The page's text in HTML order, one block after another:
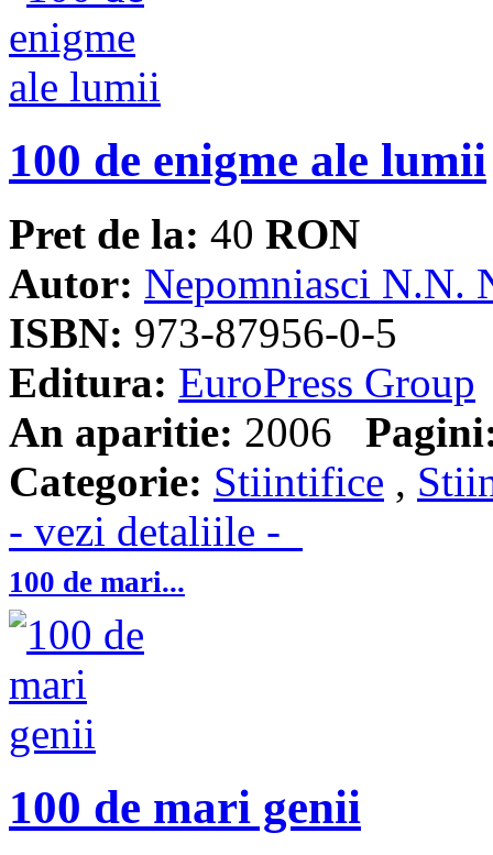
100 de enigme ale lumii
Pret de la: 40 RON
Autor: Nepomniasci N.N.
ISBN: 973-87956-0-5
Editura: EuroPress Group
An aparitie: 2006
Categorie: Stiintifice ,
- vezi detaliile -
100 de mari...
100 de mari genii